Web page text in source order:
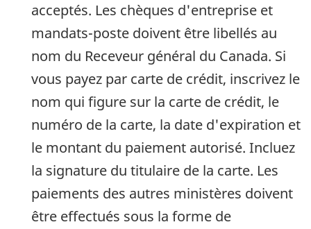
acceptés. Les chèques d'entreprise et
mandats-poste doivent être libellés au
nom du Receveur général du Canada. Si
vous payez par carte de crédit, inscrivez le
nom qui figure sur la carte de crédit, le
numéro de la carte, la date d'expiration et
le montant du paiement autorisé. Incluez
la signature du titulaire de la carte. Les
paiements des autres ministères doivent
être effectués sous la forme de